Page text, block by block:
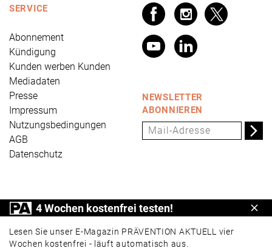
SERVICE
Abonnement
Kündigung
Kunden werben Kunden
Mediadaten
Presse
Impressum
Nutzungsbedingungen
AGB
Datenschutz
NEWSLETTER
ABONNIEREN
PRÄVENTION AKTUELL ist ein Produkt der Universum
Verlag GmbH, Wettinerstraße 3-5, 65189 Wiesbaden,
www.universum.de,info@universum.de
4 Wochen kostenfrei testen!
Lesen Sie unser E-Magazin PRÄVENTION AKTUELL vier
Wochen kostenfrei - läuft automatisch aus.